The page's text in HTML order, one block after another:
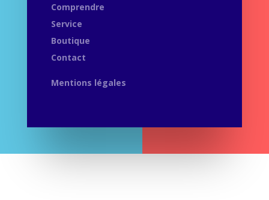
Comprendre
Service
Boutique
Contact
Mentions légales